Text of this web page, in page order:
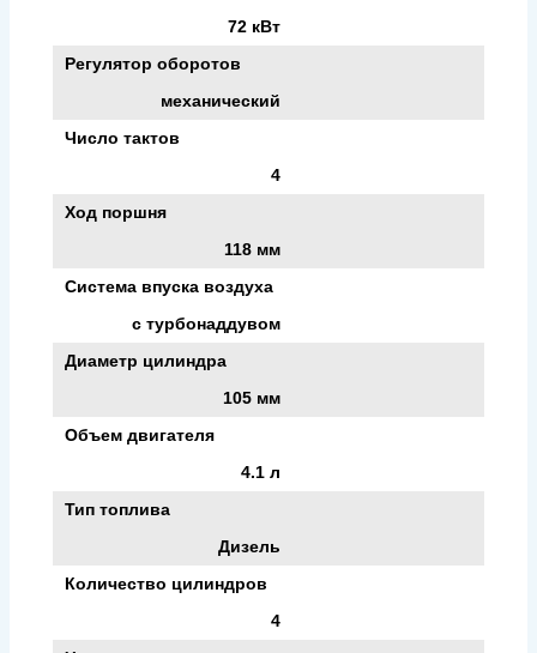
72 кВт
Регулятор оборотов
механический
Число тактов
4
Ход поршня
118 мм
Система впуска воздуха
с турбонаддувом
Диаметр цилиндра
105 мм
Объем двигателя
4.1 л
Тип топлива
Дизель
Количество цилиндров
4